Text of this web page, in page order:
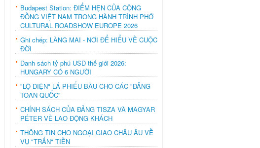
Budapest Station: ĐIỂM HẸN CỦA CỘNG
ĐỒNG VIỆT NAM TRONG HÀNH TRÌNH PHỞ
CULTURAL ROADSHOW EUROPE 2026
Ghi chép: LÀNG MAI - NƠI ĐỂ HIỂU VỀ CUỘC
ĐỜI
Danh sách tỷ phú USD thế giới 2026:
HUNGARY CÓ 6 NGƯỜI
"LỘ DIỆN" LÁ PHIẾU BẦU CHO CÁC "ĐẢNG
TOÀN QUỐC"
CHÍNH SÁCH CỦA ĐẢNG TISZA VÀ MAGYAR
PÉTER VỀ LAO ĐỘNG KHÁCH
THÔNG TIN CHO NGOẠI GIAO CHÂU ÂU VỀ
VỤ "TRẤN" TIỀN